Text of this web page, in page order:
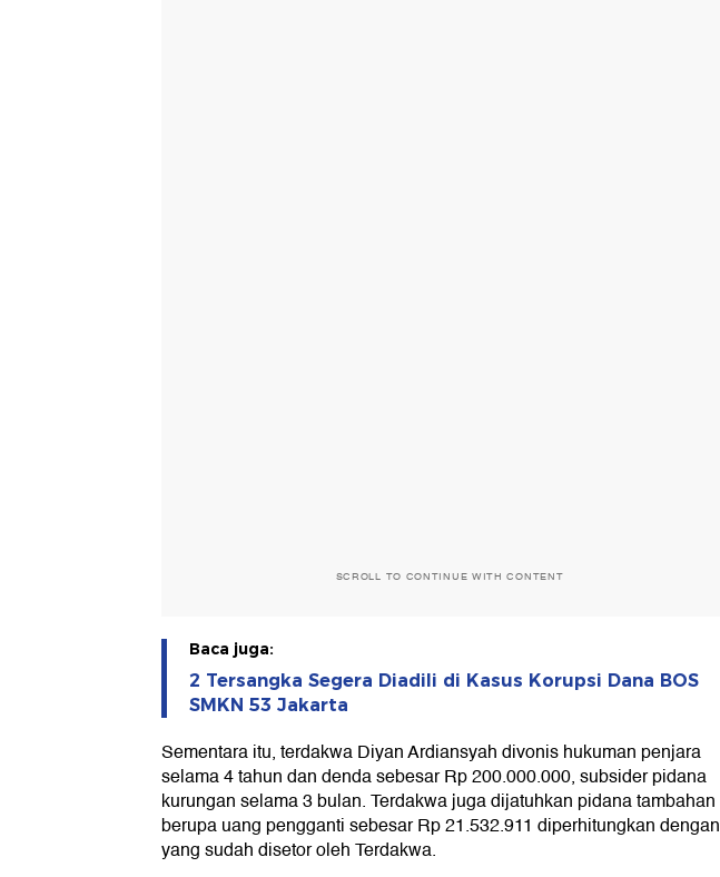
SCROLL TO CONTINUE WITH CONTENT
Baca juga:
2 Tersangka Segera Diadili di Kasus Korupsi Dana BOS
SMKN 53 Jakarta
Sementara itu, terdakwa Diyan Ardiansyah divonis hukuman penjara
selama 4 tahun dan denda sebesar Rp 200.000.000, subsider pidana
kurungan selama 3 bulan. Terdakwa juga dijatuhkan pidana tambahan
berupa uang pengganti sebesar Rp 21.532.911 diperhitungkan dengan
yang sudah disetor oleh Terdakwa.